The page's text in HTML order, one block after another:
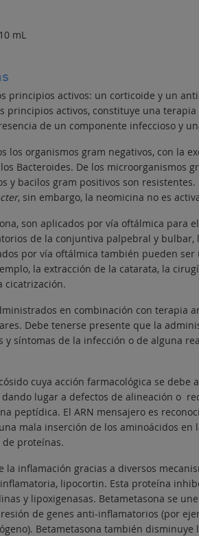
mL
principios activos: un corticoide y un
principios activos, constituye una
de un componente infeccioso y
los organismos gram negativos, con la
Bacteroides. De los microorganismos
y bacilos gram positivos son
, sin embargo, la neomicina no es
son aplicados por vía oftálmica para
de la conjuntiva palpebral y
por vía oftálmica también pueden
la extracción de la catarata, la
cicatrización.
en combinación con terapia
Debe tenerse presente que la
síntomas de la infección o de alguna
cuya acción farmacológica se
lugar a defectos de alineación o
peptídica. El ARN mensajero es
mala inserción de los aminoácidos en
proteínas.
inflamación gracias a diversos
lipocortin. Esta proteína
y lipoxigenasas. Betametasona se
de genes anti-inflamatorios (por
Betametasona también disminuye